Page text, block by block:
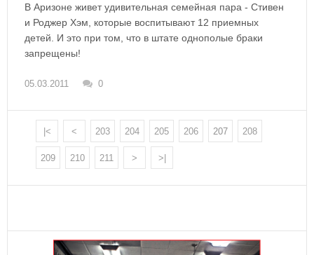
В Аризоне живет удивительная семейная пара - Стивен
и Роджер Хэм, которые воспитывают 12 приемных
детей. И это при том, что в штате однополые браки
запрещены!
05.03.2011 0
|< < 203 204 205 206 207 208
209 210 211 > >|